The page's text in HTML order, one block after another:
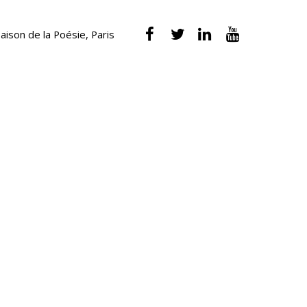
de la Poésie, Paris